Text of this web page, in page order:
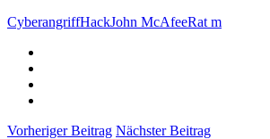
CyberangriffHackJohn McAfeeRat m
Vorheriger Beitrag Nächster Beitrag